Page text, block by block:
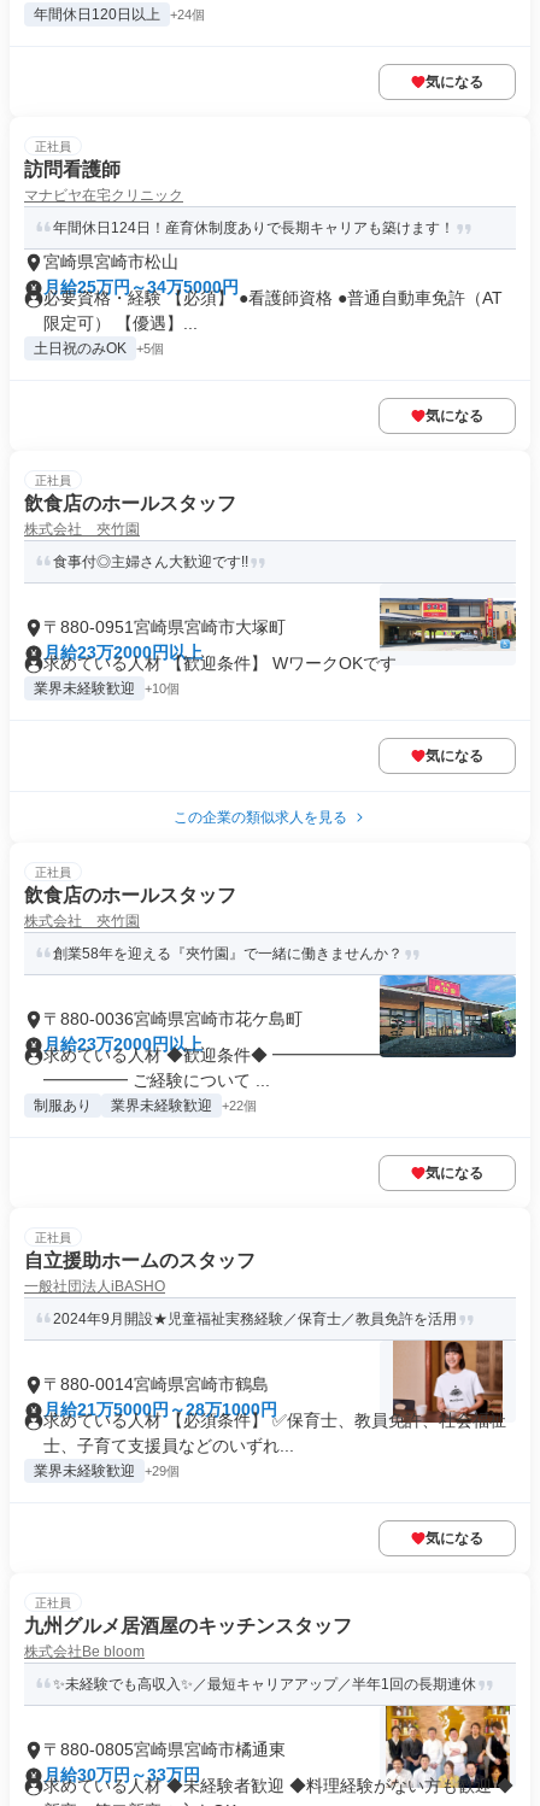
年間休日120日以上 +24個
気になる
正社員
訪問看護師
マナビヤ在宅クリニック
年間休日124日！産育休制度ありで長期キャリアも築けます！
宮崎県宮崎市松山
月給25万円～34万5000円
必要資格・経験 【必須】 ●看護師資格 ●普通自動車免許（AT
限定可） 【優遇】...
土日祝のみOK +5個
気になる
正社員
飲食店のホールスタッフ
株式会社 夾竹園
食事付◎主婦さん大歓迎です!!
〒880-0951宮崎県宮崎市大塚町
月給23万2000円以上
求めている人材 【歓迎条件】 WワークOKです
業界未経験歓迎 +10個
気になる
この企業の類似求人を見る
正社員
飲食店のホールスタッフ
株式会社 夾竹園
創業58年を迎える『夾竹園』で一緒に働きませんか？
〒880-0036宮崎県宮崎市花ケ島町
月給23万2000円以上
求めている人材 ◆歓迎条件◆ ━━━━━━━━━━━━━━
━━━━━ ご経験について ...
制服あり 業界未経験歓迎 +22個
気になる
正社員
自立援助ホームのスタッフ
一般社団法人iBASHO
2024年9月開設★児童福祉実務経験／保育士／教員免許を活用
〒880-0014宮崎県宮崎市鶴島
月給21万5000円～28万1000円
求めている人材 【必須条件】 ✅保育士、教員免許、社会福祉
士、子育て支援員などのいずれ...
業界未経験歓迎 +29個
気になる
正社員
九州グルメ居酒屋のキッチンスタッフ
株式会社Be bloom
✨未経験でも高収入✨／最短キャリアアップ／半年1回の長期連休
〒880-0805宮崎県宮崎市橘通東
月給30万円～33万円
求めている人材 ◆未経験者歓迎 ◆料理経験がない方も歓迎 ◆